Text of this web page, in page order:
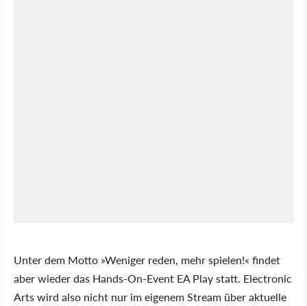
Unter dem Motto »Weniger reden, mehr spielen!« findet
aber wieder das Hands-On-Event EA Play statt. Electronic
Arts wird also nicht nur im eigenem Stream über aktuelle